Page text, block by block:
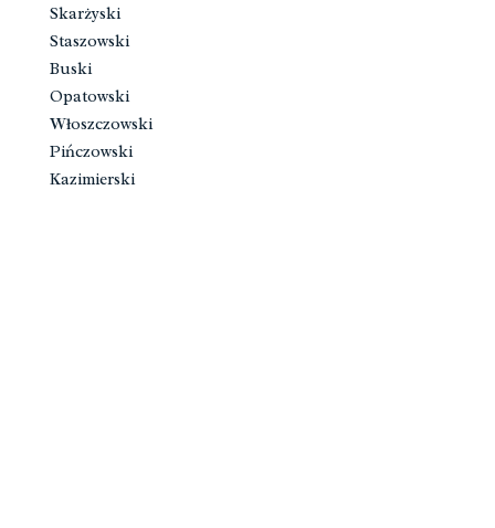
Skarżyski
Staszowski
Buski
Opatowski
Włoszczowski
Pińczowski
Kazimierski